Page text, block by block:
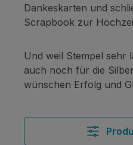
Dankeskarten und
Scrapbook zur
Und weil Stempel sehr
auch noch für die
wünschen Erfolg und